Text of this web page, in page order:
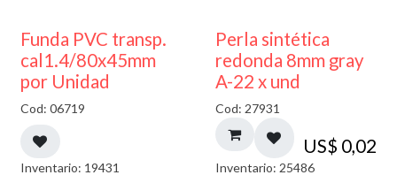
Funda PVC transp.
cal1.4/80x45mm
por Unidad
Cod: 06719
Inventario: 19431
Perla sintética
redonda 8mm gray
A-22 x und
Cod: 27931
US$ 0,02
Inventario: 25486